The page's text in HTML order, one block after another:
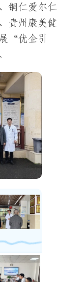
铜仁爱尔仁
贵州康美健
“优企引